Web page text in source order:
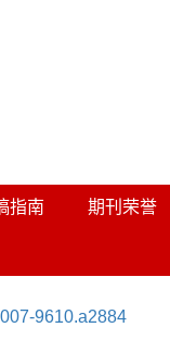
指南 期刊荣誉
9610.a2884